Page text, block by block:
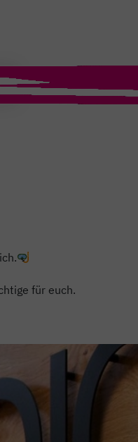
Termin vereinbaren
für euch.